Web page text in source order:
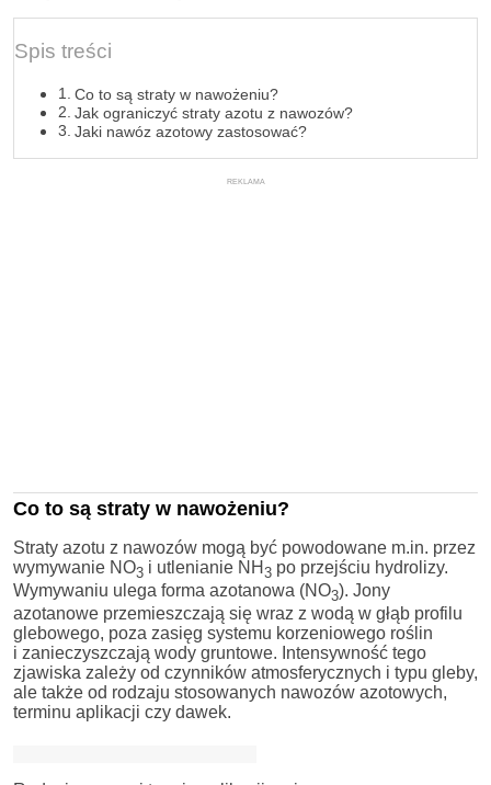
Spis treści
Co to są straty w nawożeniu?
Jak ograniczyć straty azotu z nawozów?
Jaki nawóz azotowy zastosować?
REKLAMA
Co to są straty w nawożeniu?
Straty azotu z nawozów mogą być powodowane m.in. przez
wymywanie NO3 i utlenianie NH 3 po przejściu hydrolizy.
Wymywaniu ulega forma azotanowa (NO3). Jony
azotanowe przemieszczają się wraz z wodą w głąb profilu
glebowego, poza zasięg systemu korzeniowego roślin
i zanieczyszczają wody gruntowe. Intensywność tego
zjawiska zależy od czynników atmosferycznych i typu gleby,
ale także od rodzaju stosowanych nawozów azotowych,
terminu aplikacji czy dawek.